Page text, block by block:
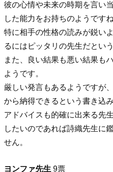
彼の心情や未来の時期を言い
した能力をお持ちのようですね
特に相手の性格の読みが鋭い
るにはピッタリの先生だとい
また、良い結果も悪い結果も
ようです。
厳しい発言もあるようですが
から納得できるという書き込み
アドバイスも的確に出来る先
したいのであれば詩織先生に
せん。
ヨンファ先生 9票